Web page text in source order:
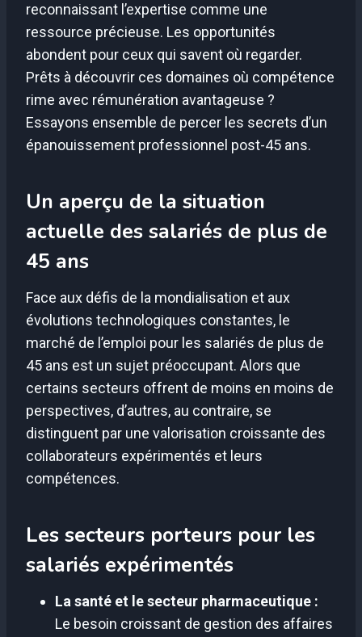
reconnaissant l’expertise comme une
ressource précieuse. Les opportunités
abondent pour ceux qui savent où regarder.
Prêts à découvrir ces domaines où compétence
rime avec rémunération avantageuse ?
Essayons ensemble de percer les secrets d’un
épanouissement professionnel post-45 ans.
Un aperçu de la situation
actuelle des salariés de plus de
45 ans
Face aux défis de la mondialisation et aux
évolutions technologiques constantes, le
marché de l’emploi pour les salariés de plus de
45 ans est un sujet préoccupant. Alors que
certains secteurs offrent de moins en moins de
perspectives, d’autres, au contraire, se
distinguent par une valorisation croissante des
collaborateurs expérimentés et leurs
compétences.
Les secteurs porteurs pour les
salariés expérimentés
La santé et le secteur pharmaceutique :
Le besoin croissant de gestion des affaires